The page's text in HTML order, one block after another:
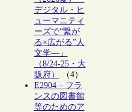
デジタル・ヒ
ューマニティ
ーズで“繋が
る×広がる”人
文学―」
（8/24-25・大
阪府）
（4）
E2904 – フラ
ンスの図書館
等のためのア